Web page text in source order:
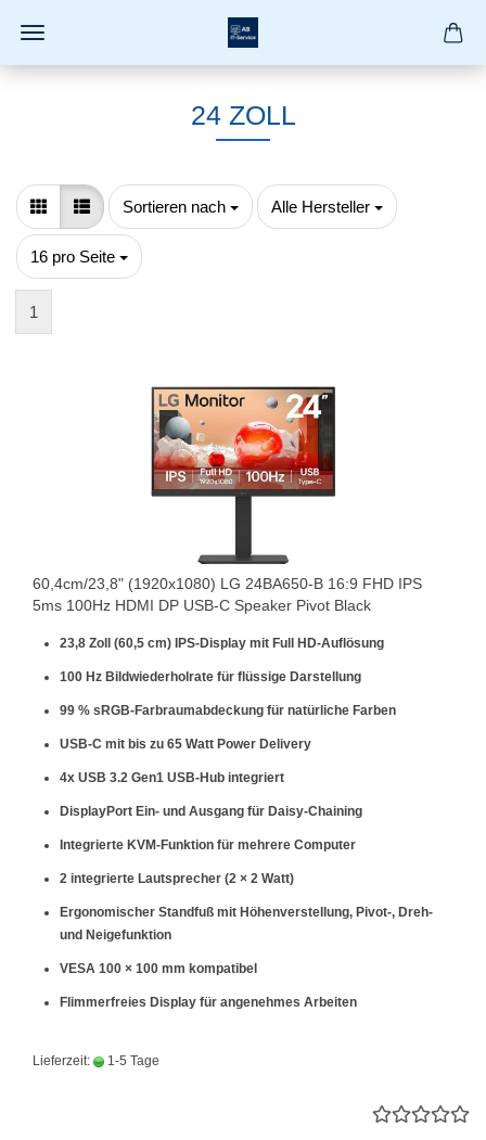
24 ZOLL
Sortieren nach
Sortieren nach Alle Hersteller
pro Seite
16 pro Seite
pro Seite
1
60,4cm/23,8" (1920x1080) LG 24BA650-B 16:9 FHD IPS
5ms 100Hz HDMI DP USB-C Speaker Pivot Black
23,8 Zoll (60,5 cm) IPS-Display mit Full HD-Auflösung
100 Hz Bildwiederholrate für flüssige Darstellung
99 % sRGB-Farbraumabdeckung für natürliche Farben
USB-C mit bis zu 65 Watt Power Delivery
4x USB 3.2 Gen1 USB-Hub integriert
DisplayPort Ein- und Ausgang für Daisy-Chaining
Integrierte KVM-Funktion für mehrere Computer
2 integrierte Lautsprecher (2 × 2 Watt)
Ergonomischer Standfuß mit Höhenverstellung, Pivot-, Dreh-
und Neigefunktion
VESA 100 × 100 mm kompatibel
Flimmerfreies Display für angenehmes Arbeiten
Lieferzeit: 1-5 Tage